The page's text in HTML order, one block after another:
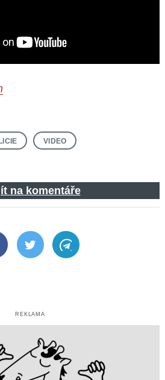
VIDEO
na komentáře
Twitter Telegram
REKLAMA